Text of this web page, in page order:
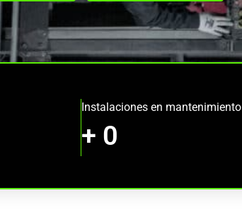
Instalaciones en mantenimiento
+ 0